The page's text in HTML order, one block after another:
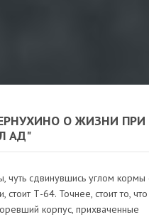
О ЖИЗНИ ПРИ
АД"
чуть сдвинувшись углом кормы
стоит Т-64. Точнее, стоит то,
корпус, прихваченные